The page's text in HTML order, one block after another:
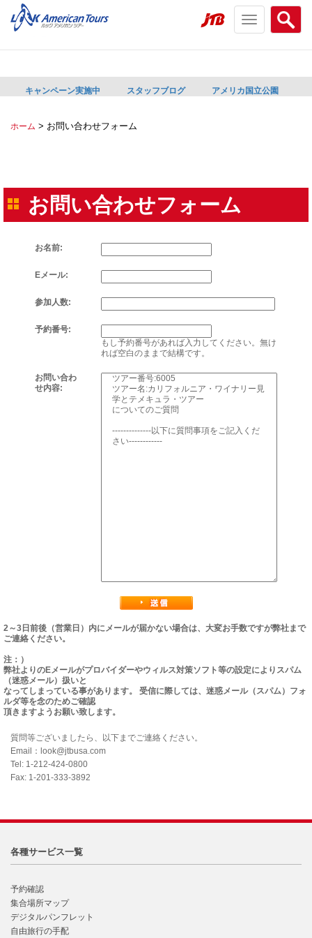
Search
menu
Toggle
navigation
キャンペーン実施中 スタッフブログ アメリカ国立公園
ホーム > お問い合わせフォーム
お問い合わせフォーム
お名前:
Eメール:
参加人数:
予約番号:
もし予約番号があれば入力してください。無け
れば空白のままで結構です。
お問い合わ
せ内容:
2～3日前後（営業日）内にメールが届かない場合は、大変お手数ですが弊社まで
ご連絡ください。
注：）
弊社よりのEメールがプロバイダーやウィルス対策ソフト等の設定によりスパム
（迷惑メール）扱いと
なってしまっている事があります。 受信に際しては、迷惑メール（スパム）フォ
ルダ等を念のためご確認
頂きますようお願い致します。
質問等ございましたら、以下までご連絡ください。
Email：look@jtbusa.com
Tel: 1-212-424-0800
Fax: 1-201-333-3892
各種サービス一覧
予約確認
集合場所マップ
デジタルパンフレット
自由旅行の手配